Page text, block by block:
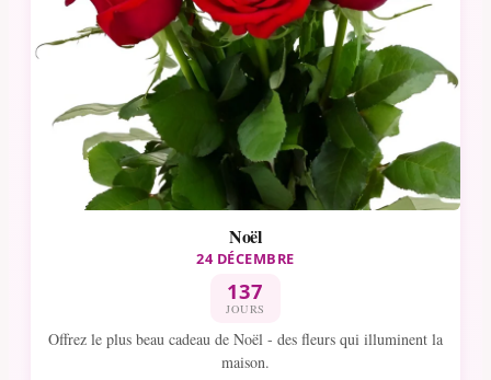
Noël
24 DÉCEMBRE
137
JOURS
Offrez le plus beau cadeau de Noël - des fleurs qui illuminent la
maison.